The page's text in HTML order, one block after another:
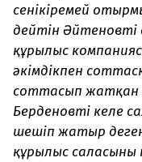
сеніңкіремей
дейтін
құрылыс
әкімдікпен
соттасып жатқан
Берденовтің келе
шешіп жатыр
құрылыс